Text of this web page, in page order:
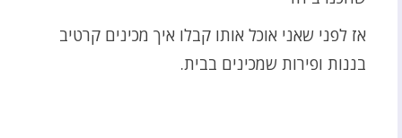
אז לפני שאני אוכל אותו קבלו איך מכינים קרטיב
בננות ופירות שמכינים בבית.